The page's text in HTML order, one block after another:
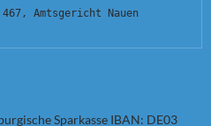
Amtsgericht Nauen
Sparkasse IBAN: DE03